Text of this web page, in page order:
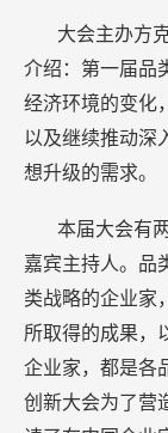
大会主办方
介绍：第一届品
经济环境的变化
以及继续推动深
想升级的需求。
本届大会有
嘉宾主持人。品
类战略的企业家
所取得的成果，
企业家，都是各
创新大会为了营